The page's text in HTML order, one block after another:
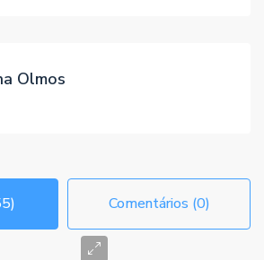
Olmos
Comentários (0)